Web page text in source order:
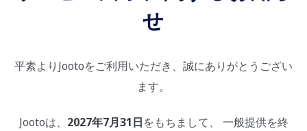
せ
平素よりJootoをご利用いただき、誠にありがとうござい
ます。
Jootoは、 2027年7月31日をもちまして、 一般提供を終